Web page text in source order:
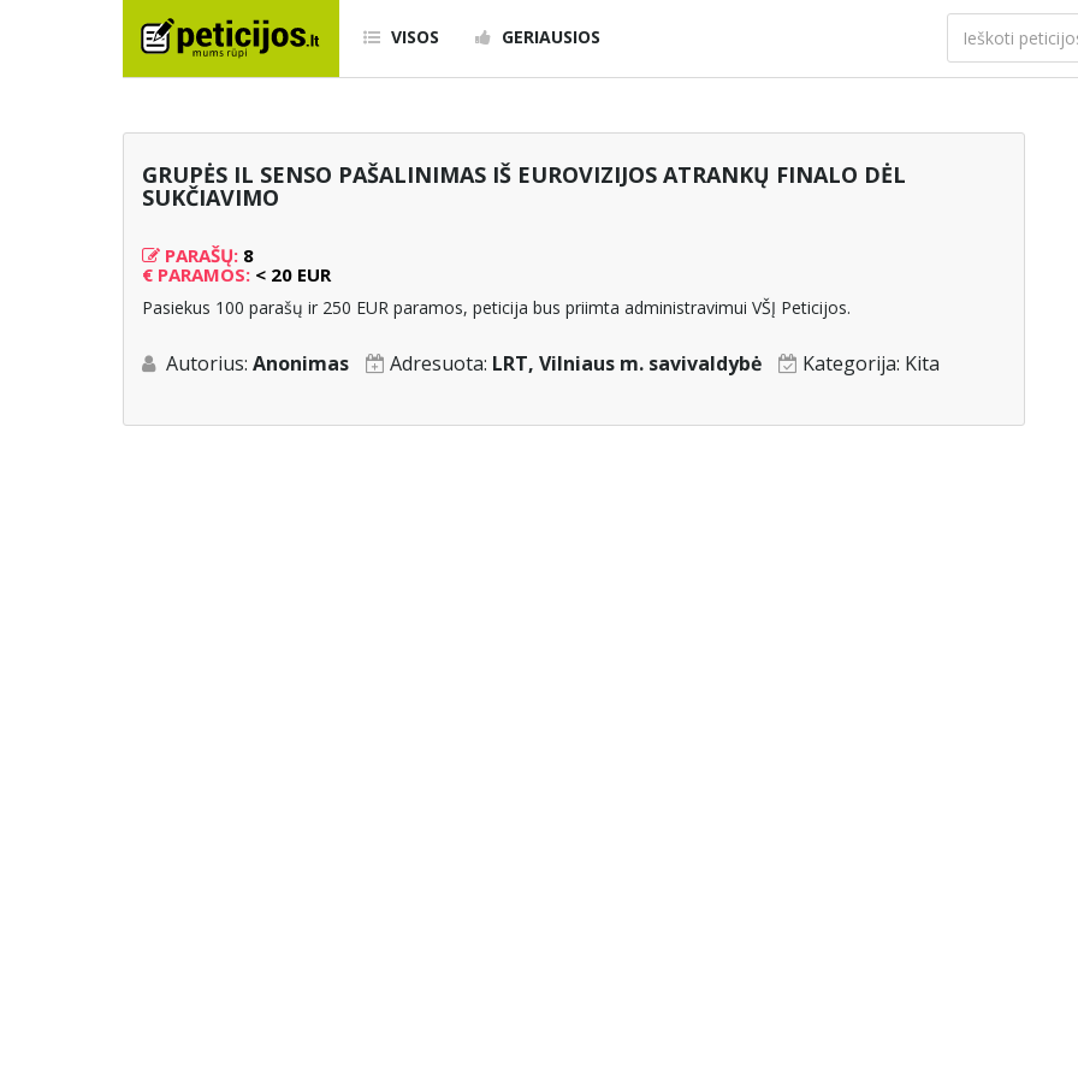
VISOS GERIAUSIOS
GRUPĖS IL SENSO PAŠALINIMAS IŠ EUROVIZIJOS ATRANKŲ FINALO DĖL
SUKČIAVIMO
PARAŠŲ: 8
€ PARAMOS: < 20 EUR
Pasiekus 100 parašų ir 250 EUR paramos, peticija bus priimta administravimui VŠĮ Peticijos.
Autorius: Anonimas Adresuota: LRT, Vilniaus m. savivaldybė Kategorija: Kita